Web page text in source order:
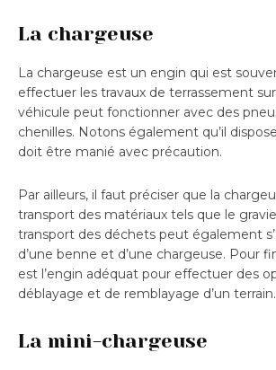
La chargeuse
La chargeuse est un engin qui est
effectuer les travaux de terrassement
véhicule peut fonctionner avec des
chenilles. Notons également qu’il
doit être manié avec précaution.
Par ailleurs, il faut préciser que la
transport des matériaux tels que le
transport des déchets peut également
d’une benne et d’une chargeuse. Pour
est l’engin adéquat pour effectuer des
déblayage et de remblayage d’un terrain.
La mini-chargeuse